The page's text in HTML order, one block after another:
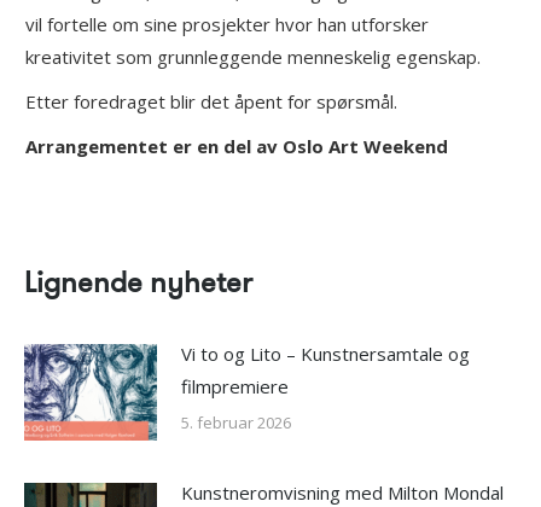
vil fortelle om sine prosjekter hvor han utforsker
kreativitet som grunnleggende menneskelig egenskap.
Etter foredraget blir det åpent for spørsmål.
Arrangementet er en del av Oslo Art Weekend
Lignende nyheter
Vi to og Lito – Kunstnersamtale og
filmpremiere
5. februar 2026
Kunstneromvisning med Milton Mondal